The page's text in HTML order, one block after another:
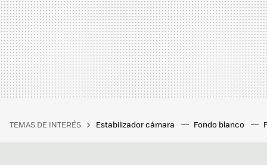
TEMAS DE INTERÉS Estabilizador cámara Fondo blanco